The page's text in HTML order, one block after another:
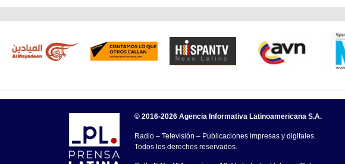
© 2016-2026 Agencia Informativa Latinoamericana S.A.
Radio – Televisión – Publicaciones impresas y digitales.
Todos los derechos reservados.